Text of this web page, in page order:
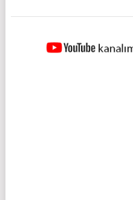
YAZILAR